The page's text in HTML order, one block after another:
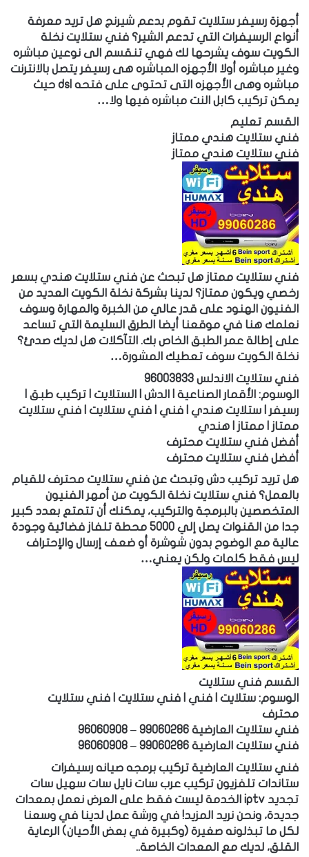
أجهزة رسيفر ستلايت تقوم بدعم شيرنج هل تريد معرفة
أنواع الرسيفرات التي تدعم الشير؟ فني ستلايت نخلة
الكويت سوف يشرحها لك فهي تنقسم الى نوعين مباشره
وغير مباشره أولا الأجهزه المباشره هى رسيفر يتصل بالانترنت
مباشره وهى الأجهزه التى تحتوى على فتحه dsl حيث
يمكن تركيب كابل النت مباشره فيها ولا…
القسم تعليم
فني ستلايت هندي ممتاز
فني ستلايت هندي ممتاز
فني ستلايت ممتاز هل تبحث عن فني ستلايت هندي بسعر
رخصي ويكون ممتاز؟ لدينا بشركة نخلة الكويت العديد من
الفنيون الهنود على قدر عالي من الخبرة والمهارة وسوف
نعلمك هنا في موقعنا أيضا الطرق السليمة التي تساعد
على إطالة عمر الطبق الخاص بك. التآكلات هل لديك صدئ؟
نخلة الكويت سوف تعطيك المشورة…
فني ستلايت الاندلس 96003833
الوسوم: الأقمار الصناعية | الدش | الستلايت | تركيب طبق |
رسيفر | ستلايت هندي | فني | فني ستلايت | فني ستلايت
ممتاز | ممتاز | هندي
أفضل فني ستلايت محترف
أفضل فني ستلايت محترف
هل تريد تركيب دش وتبحث عن فني ستلايت محترف للقيام
بالعمل؟ فني ستلايت نخلة الكويت من أمهر الفنيون
المتخصصين بالبرمجة والتركيب، يمكنك أن تتمتع بعدد كبير
جدا من القنوات يصل إلي 5000 محطة تلفاز فضائية وجودة
عالية مع الوضوح بدون شوشرة أو ضعف إرسال والإحتراف
ليس فقط كلمات ولكن يعني…
القسم فني ستلايت
الوسوم: ستلايت | فني | فني ستلايت | فني ستلايت
محترف
فني ستلايت العارضية 99060286 – 96060908
فني ستلايت العارضية 99060286 – 96060908
فني ستلايت العارضية تركيب برمجه صيانه رسيفرات
ستاندات تلفزيون تركيب عرب سات نايل سات سهيل سات
تجديد iptv الخدمة ليست فقط على العرض نعمل بمعدات
جديدة، ونحن نريد المزيد! في ورشة عمل لدينا في وسعنا
لكل ما تبذلونه صغيرة (وكبيرة في بعض الأحيان) الرعاية
القلق، لديك مع المعدات الخاصة..